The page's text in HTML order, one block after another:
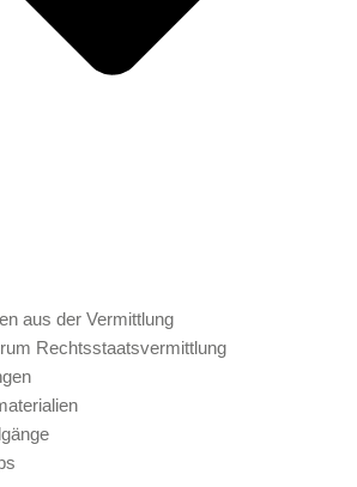
aus der Vermittlung
Rechtsstaatsvermittlung